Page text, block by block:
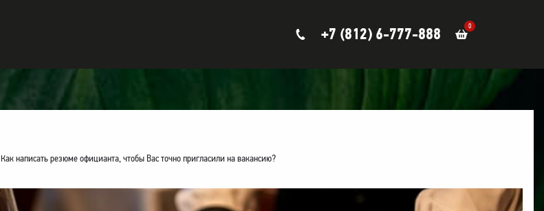
0
+7 (812) 6-777-888
Как написать резюме официанта, чтобы Вас точно пригласили на вакансию?